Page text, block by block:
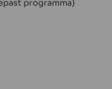
programma)